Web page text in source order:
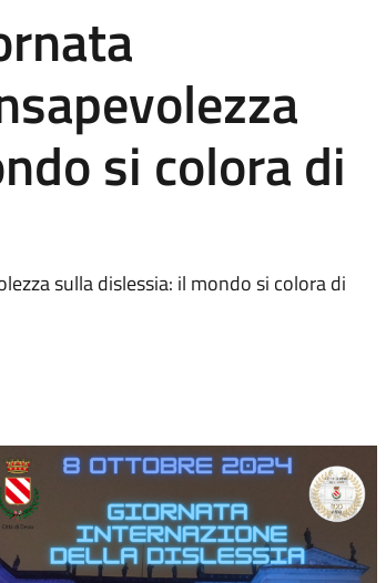
si colora di
sulla dislessia: il mondo si colora di